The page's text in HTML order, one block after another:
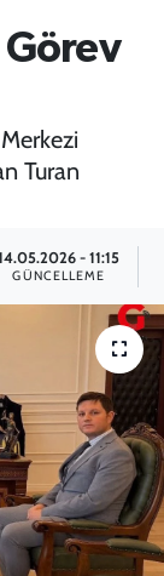
Turan
- 11:15
GÜNCELLEME